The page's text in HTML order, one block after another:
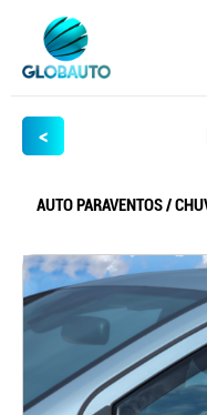
<
AUTO PARAVENTOS /